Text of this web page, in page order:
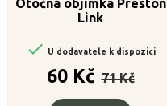
Otočná objímka Preston
Link
 U dodavatele k dispozici
60 Kč cena
71 Kč
Cena